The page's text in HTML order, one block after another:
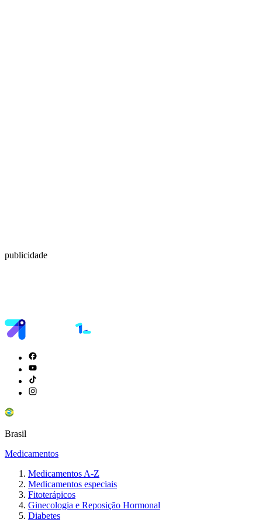
publicidade
Brasil
Medicamentos
Medicamentos A-Z
Medicamentos especiais
Fitoterápicos
Ginecologia e Reposição Hormonal
Diabetes